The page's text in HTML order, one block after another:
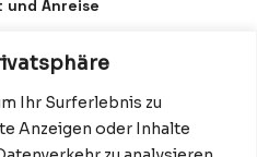
Ihr Surferlebnis zu
Anzeigen oder Inhalte
Anreise